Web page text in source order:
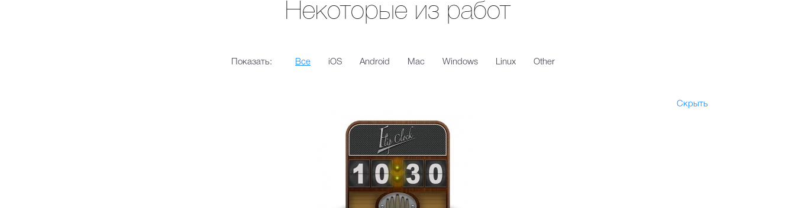
Некоторые из работ
Показать: Все iOS Android Mac Windows Linux Other
Скрыть